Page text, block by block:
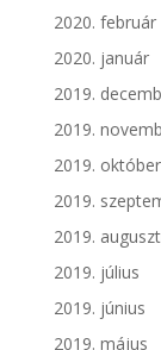
2020. február
2020. január
2019.
2019.
2019. október
2019.
2019.
2019. július
2019. június
2019. május